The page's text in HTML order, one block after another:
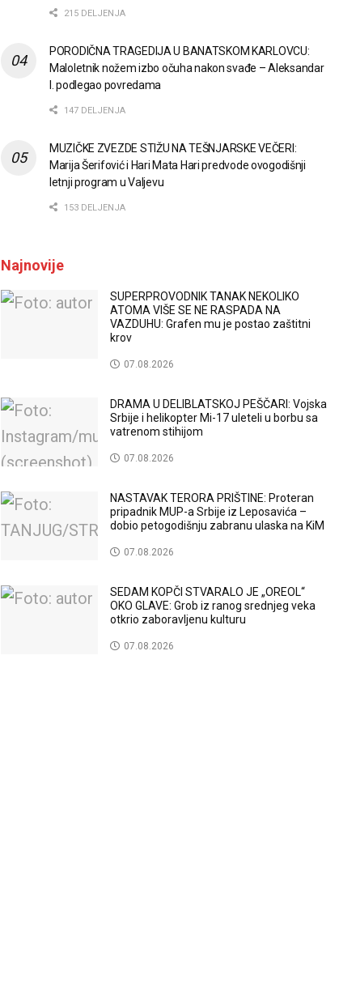
215 DELJENJA
PORODIČNA TRAGEDIJA U BANATSKOM KARLOVCU:
Maloletnik nožem izbo očuha nakon svađe – Aleksandar
I. podlegao povredama
147 DELJENJA
MUZIČKE ZVEZDE STIŽU NA TEŠNJARSKE VEČERI:
Marija Šerifović i Hari Mata Hari predvode ovogodišnji
letnji program u Valjevu
153 DELJENJA
Najnovije
SUPERPROVODNIK TANAK NEKOLIKO
ATOMA VIŠE SE NE RASPADA NA
VAZDUHU: Grafen mu je postao zaštitni
krov
07.08.2026
DRAMA U DELIBLATSKOJ PEŠČARI: Vojska
Srbije i helikopter Mi-17 uleteli u borbu sa
vatrenom stihijom
07.08.2026
NASTAVAK TERORA PRIŠTINE: Proteran
pripadnik MUP-a Srbije iz Leposavića –
dobio petogodišnju zabranu ulaska na KiM
07.08.2026
SEDAM KOPČI STVARALO JE „OREOL“
OKO GLAVE: Grob iz ranog srednjeg veka
otkrio zaboravljenu kulturu
07.08.2026